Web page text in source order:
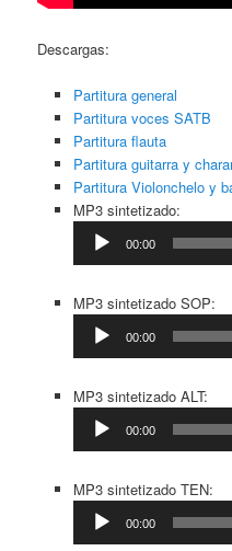
Descargas:
Partitura general
Partitura voces SATB
Partitura flauta
Partitura guitarra y
Partitura Violonchelo y
MP3 sintetizado:
audio
00:00
MP3 sintetizado SOP:
00:00
MP3 sintetizado ALT:
00:00
MP3 sintetizado TEN:
00:00